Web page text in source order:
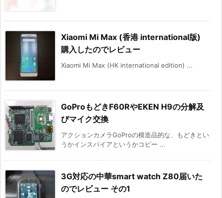
Xiaomi Mi Max (香港 international版)
購入したのでレビュー
Xiaomi Mi Max (HK international edition) ...
GoProもどきF60RやEKEN H9の分解及
びマイク交換
アクションカメラGoProの模造品的な、もどきとい
うかインスパイアというかコピー ...
3G対応の中華smart watch Z80届いた
のでレビュー その1